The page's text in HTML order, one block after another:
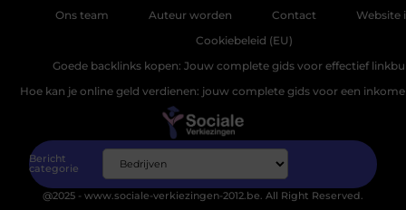
Ons team
Auteur worden Contact
Website
Cookiebeleid (EU)
Goede backlinks kopen: Jouw complete gids voor effectief
Hoe kan je online geld verdienen: jouw complete gids voor een
Bericht
categorie
@2025 - www.sociale-verkiezingen-2012.be. All Right Reserved.